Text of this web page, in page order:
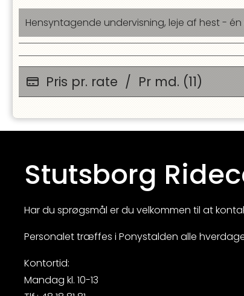
OPRET EN PROFIL
Hensyntagende undervisning, leje af hest -
Pris pr. rate / Pr md. (11)
Stutsborg
Har du sprøgsmål er du velkommen til at
Personalet træffes i Ponystalden alle hverdage
Kontortid:
Mandag kl. 10-13